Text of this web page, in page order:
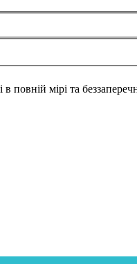
в повній мірі та